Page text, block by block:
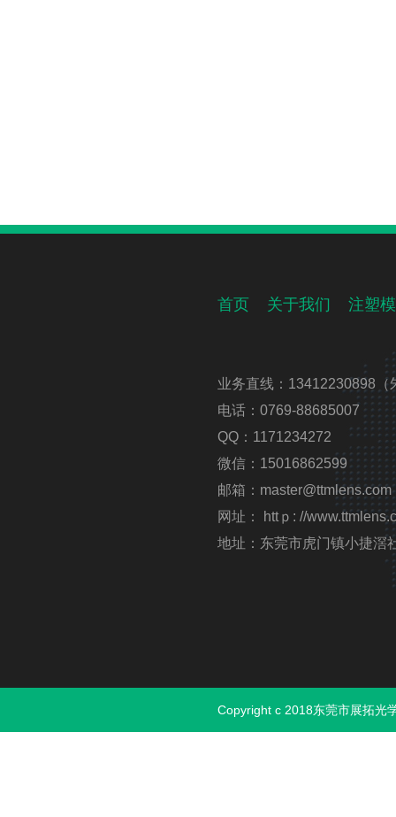
首页 关于我们 注塑
业务直线：13412230898
电话：0769-88685007
QQ：1171234272
微信：15016862599
邮箱：master@ttmlens.com
网址： httｐ: //
地址：东莞市虎门镇小捷滘
Copyright c 2018东莞市展拓光